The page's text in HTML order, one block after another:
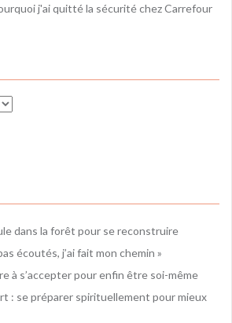
j'ai quitté la sécurité chez Carrefour
dans la forêt pour se reconstruire
écoutés, j’ai fait mon chemin »
à s’accepter pour enfin être soi-même
: se préparer spirituellement pour mieux